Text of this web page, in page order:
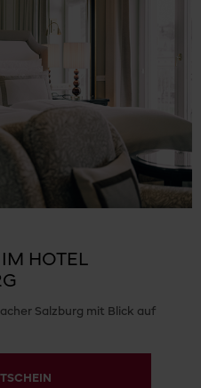
HOTEL
Salzburg mit Blick auf